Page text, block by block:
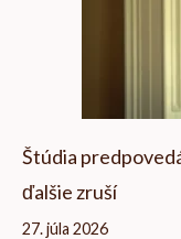
Štúdia
ďalšie zruší
27. júla 2026